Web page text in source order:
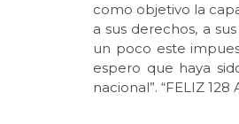
como objetivo la
a sus derechos, a
un poco este
espero que haya
nacional”. “FELIZ